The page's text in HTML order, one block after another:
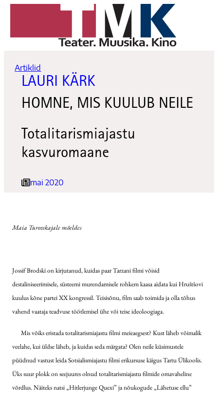
Artiklid
LAURI KÄRK
HOMNE, MIS KUULUB NEILE
Totalitarismiajastu
kasvuromaane
mai 2020
Maia Turovskajale mõeldes
Jossif Brodski on kirjutanud, kuidas paar Tarzani filmi võisid
destaliniseerimisele, süsteemi murendamisele rohkem kaasa aidata kui Hruštšovi
kuulus kõne partei XX kongressil. Teisisõnu, film saab toimida ja olla tõhus
vahend vaataja teadvuse töötlemisel ühe või teise ideoloogiaga.
Mis võiks eristada totalitarismiajastu filmi meieaegsest? Kust läheb võimalik
veelahe, kui üldse läheb, ja kuidas seda märgata? Olen neile küsimustele
püüdnud vastust leida Sotsialismiajastu filmi erikursuse käigus Tartu Ülikoolis.
Üks suur plokk on seejuures olnud totalitarismiajastu filmide omavaheline
võrdlus. Näiteks natsi „Hitlerjunge Quexi” ja nõukogude „Lähetuse ellu”